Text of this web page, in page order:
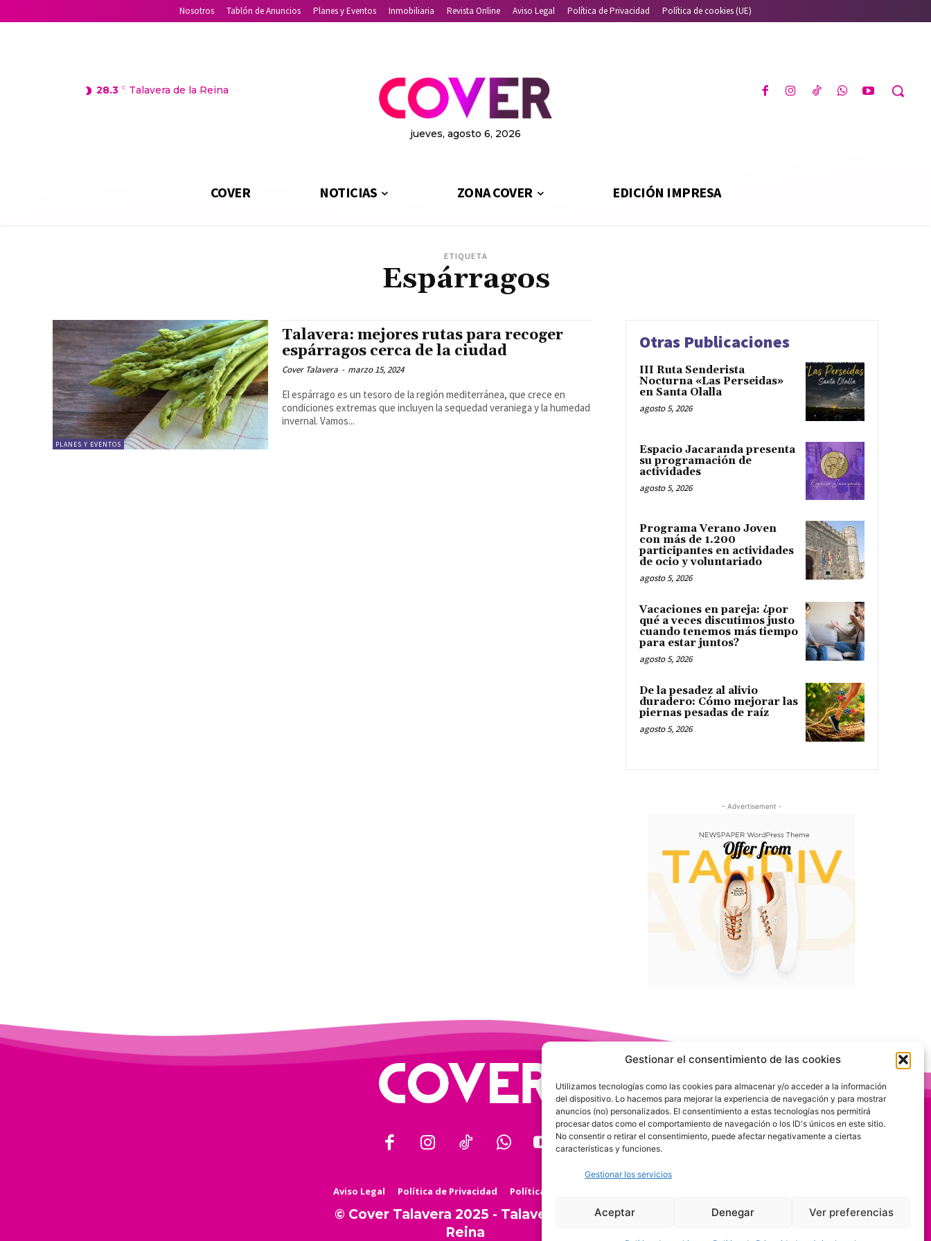
Gestionar el consentimiento de las cookies
Utilizamos tecnologías como las cookies para almacenar y/o acceder a la información
del dispositivo. Lo hacemos para mejorar la experiencia de navegación y para mostrar
anuncios (no) personalizados. El consentimiento a estas tecnologías nos permitirá
procesar datos como el comportamiento de navegación o los ID's únicos en este sitio.
No consentir o retirar el consentimiento, puede afectar negativamente a ciertas
características y funciones.
Gestionar los servicios
Aceptar Denegar Ver preferencias
Nosotros Tablón de Anuncios Planes y Eventos Inmobiliaria Revista Online Aviso Legal Política de Privacidad Política de cookies (UE)
28.3 C Talavera de la Reina
jueves, agosto 6, 2026
COVER NOTICIAS ZONA COVER EDICIÓN IMPRESA
ETIQUETA
Espárragos
PLANES Y EVENTOS
Talavera: mejores rutas para recoger
espárragos cerca de la ciudad
Cover Talavera - marzo 15, 2024
El espárrago es un tesoro de la región mediterránea, que crece en
condiciones extremas que incluyen la sequedad veraniega y la humedad
invernal. Vamos...
Otras Publicaciones
III Ruta Senderista
Nocturna «Las Perseidas»
en Santa Olalla
agosto 5, 2026
Espacio Jacaranda presenta
su programación de
actividades
agosto 5, 2026
Programa Verano Joven
con más de 1.200
participantes en actividades
de ocio y voluntariado
agosto 5, 2026
Vacaciones en pareja: ¿por
qué a veces discutimos justo
cuando tenemos más tiempo
para estar juntos?
agosto 5, 2026
De la pesadez al alivio
duradero: Cómo mejorar las
piernas pesadas de raíz
agosto 5, 2026
- Advertisement -
Aviso Legal Política de Privacidad Política de Cookies
© Cover Talavera 2025 - Talavera de la
Reina